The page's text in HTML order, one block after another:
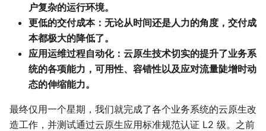
户复杂的运行环境。
更低的交付成本：无论从时间还是人力的角度，交付成
本都极大的降低了。
应用运维过程自动化：云原生技术切实的提升了业务系
统的各项能力，可用性、容错性以及应对流量陡增时动
态的伸缩能力。
最终仅用一个星期，我们就完成了各个业务系统的云原生改
造工作，并测试通过云原生应用标准规范认证 L2 级。之前